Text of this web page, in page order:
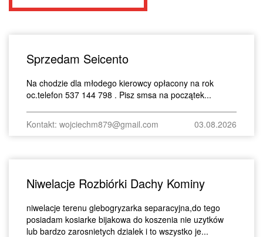
Sprzedam Seicento
Na chodzie dla młodego kierowcy opłacony na rok
oc.telefon 537 144 798 . Pisz smsa na początek...
Kontakt: wojciechm879@gmail.com 03.08.2026
Niwelacje Rozbiórki Dachy Kominy
niwelacje terenu glebogryzarka separacyjna,do tego
posiadam kosiarke bijakowa do koszenia nie uzytków
lub bardzo zarosnietych dzialek i to wszystko je...